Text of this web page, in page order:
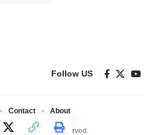
Follow US
All Rights Reserved.
Contact About